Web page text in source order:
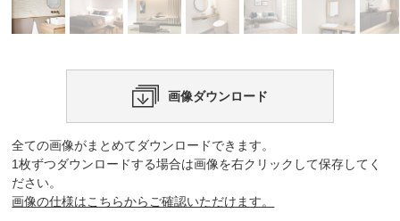
画像ダウンロード
全ての画像がまとめてダウンロードできます。
1枚ずつダウンロードする場合は画像を右クリックして保存してく
ださい。
画像の仕様はこちらからご確認いただけます。